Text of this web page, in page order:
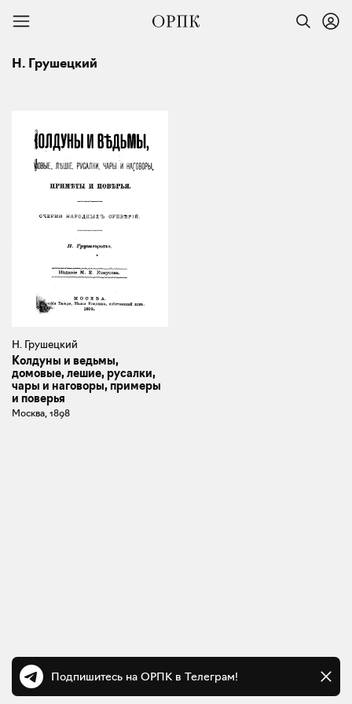
Н. Грушецкий
Н. Грушецкий
Колдуны и ведьмы,
домовые, лешие, русалки,
чары и наговоры, примеры
и поверья
Москва, 1898
Подпишитесь на ОРПК в Телеграм!